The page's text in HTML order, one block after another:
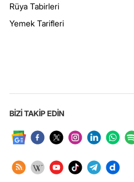
Rüya Tabirleri
Yemek Tarifleri
BİZİ TAKİP EDİN